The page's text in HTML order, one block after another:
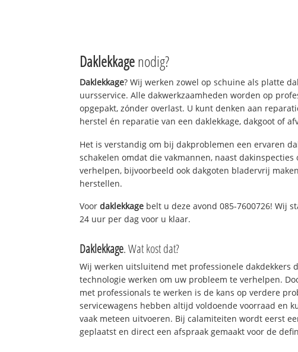
Daklekkagenodig?
Daklekkage? Wij werken zowel op schuine als platte
uursservice. Alle dakwerkzaamheden worden op
opgepakt, zónder overlast. U kunt denken aan
herstel én reparatie van een daklekkage, dakgoot of
Het is verstandig om bij dakproblemen een ervaren
schakelen omdat die vakmannen, naast dakinspecties
verhelpen, bijvoorbeeld ook dakgoten bladervrij
herstellen.
Voordaklekkage belt u deze avond 085-7600726! Wij
24 uur per dag voor u klaar.
Daklekkage. Wat kost dat?
Wij werken uitsluitend met professionele dakdekkers
technologie werken om uw probleem te verhelpen.
met professionals te werken is de kans op verdere
servicewagens hebben altijd voldoende voorraad en
vaak meteen uitvoeren. Bij calamiteiten wordt eerst
geplaatst en direct een afspraak gemaakt voor de